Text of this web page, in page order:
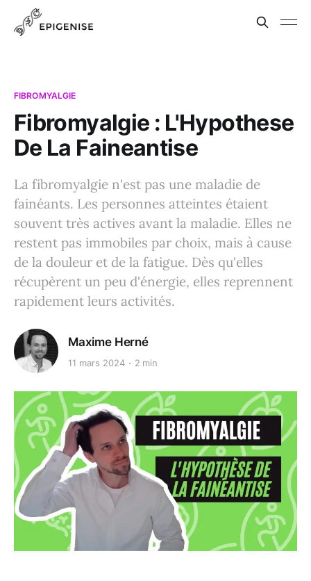
FIBROMYALGIE
Fibromyalgie : L'Hypothese
De La Faineantise
La fibromyalgie n'est pas une maladie de
fainéants. Les personnes atteintes étaient
souvent très actives avant la maladie. Elles ne
restent pas immobiles par choix, mais à cause
de la douleur et de la fatigue. Dès qu'elles
récupèrent un peu d'énergie, elles reprennent
rapidement leurs activités.
Maxime Herné
11 mars 2024 2 min